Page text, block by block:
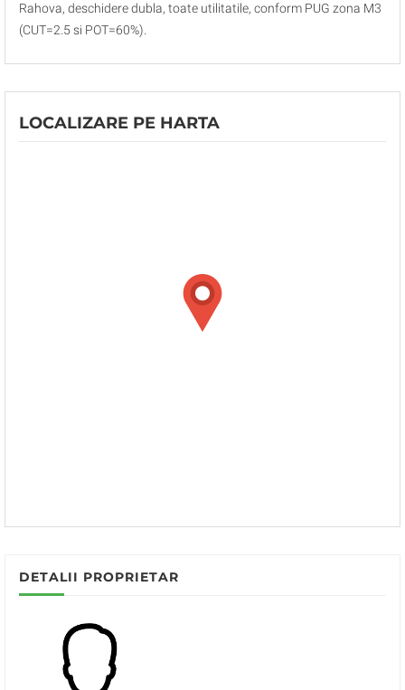
Rahova, deschidere dubla, toate utilitatile, conform PUG zona M3
(CUT=2.5 si POT=60%).
LOCALIZARE PE HARTA
DETALII PROPRIETAR